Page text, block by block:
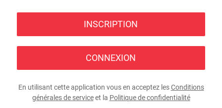
INSCRIPTION
CONNEXION
En utilisant cette application vous en acceptez lesConditions
générales de serviceet la Politique de confidentialité